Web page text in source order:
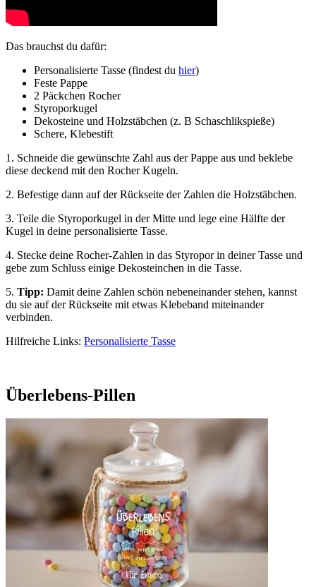
Das brauchst du dafür:
Personalisierte Tasse (findest du hier)
Feste Pappe
2 Päckchen Rocher
Styroporkugel
Dekosteine und Holzstäbchen (z. B Schaschlikspieße)
Schere, Klebestift
1. Schneide die gewünschte Zahl aus der Pappe aus und beklebe
diese deckend mit den Rocher Kugeln.
2. Befestige dann auf der Rückseite der Zahlen die Holzstäbchen.
3. Teile die Styroporkugel in der Mitte und lege eine Hälfte der
Kugel in deine personalisierte Tasse.
4. Stecke deine Rocher-Zahlen in das Styropor in deiner Tasse und
gebe zum Schluss einige Dekosteinchen in die Tasse.
5. Tipp: Damit deine Zahlen schön nebeneinander stehen, kannst
du sie auf der Rückseite mit etwas Klebeband miteinander
verbinden.
Hilfreiche Links: Personalisierte Tasse
Überlebens-Pillen